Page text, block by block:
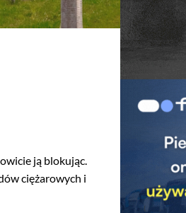
ją blokując.
ciężarowych i